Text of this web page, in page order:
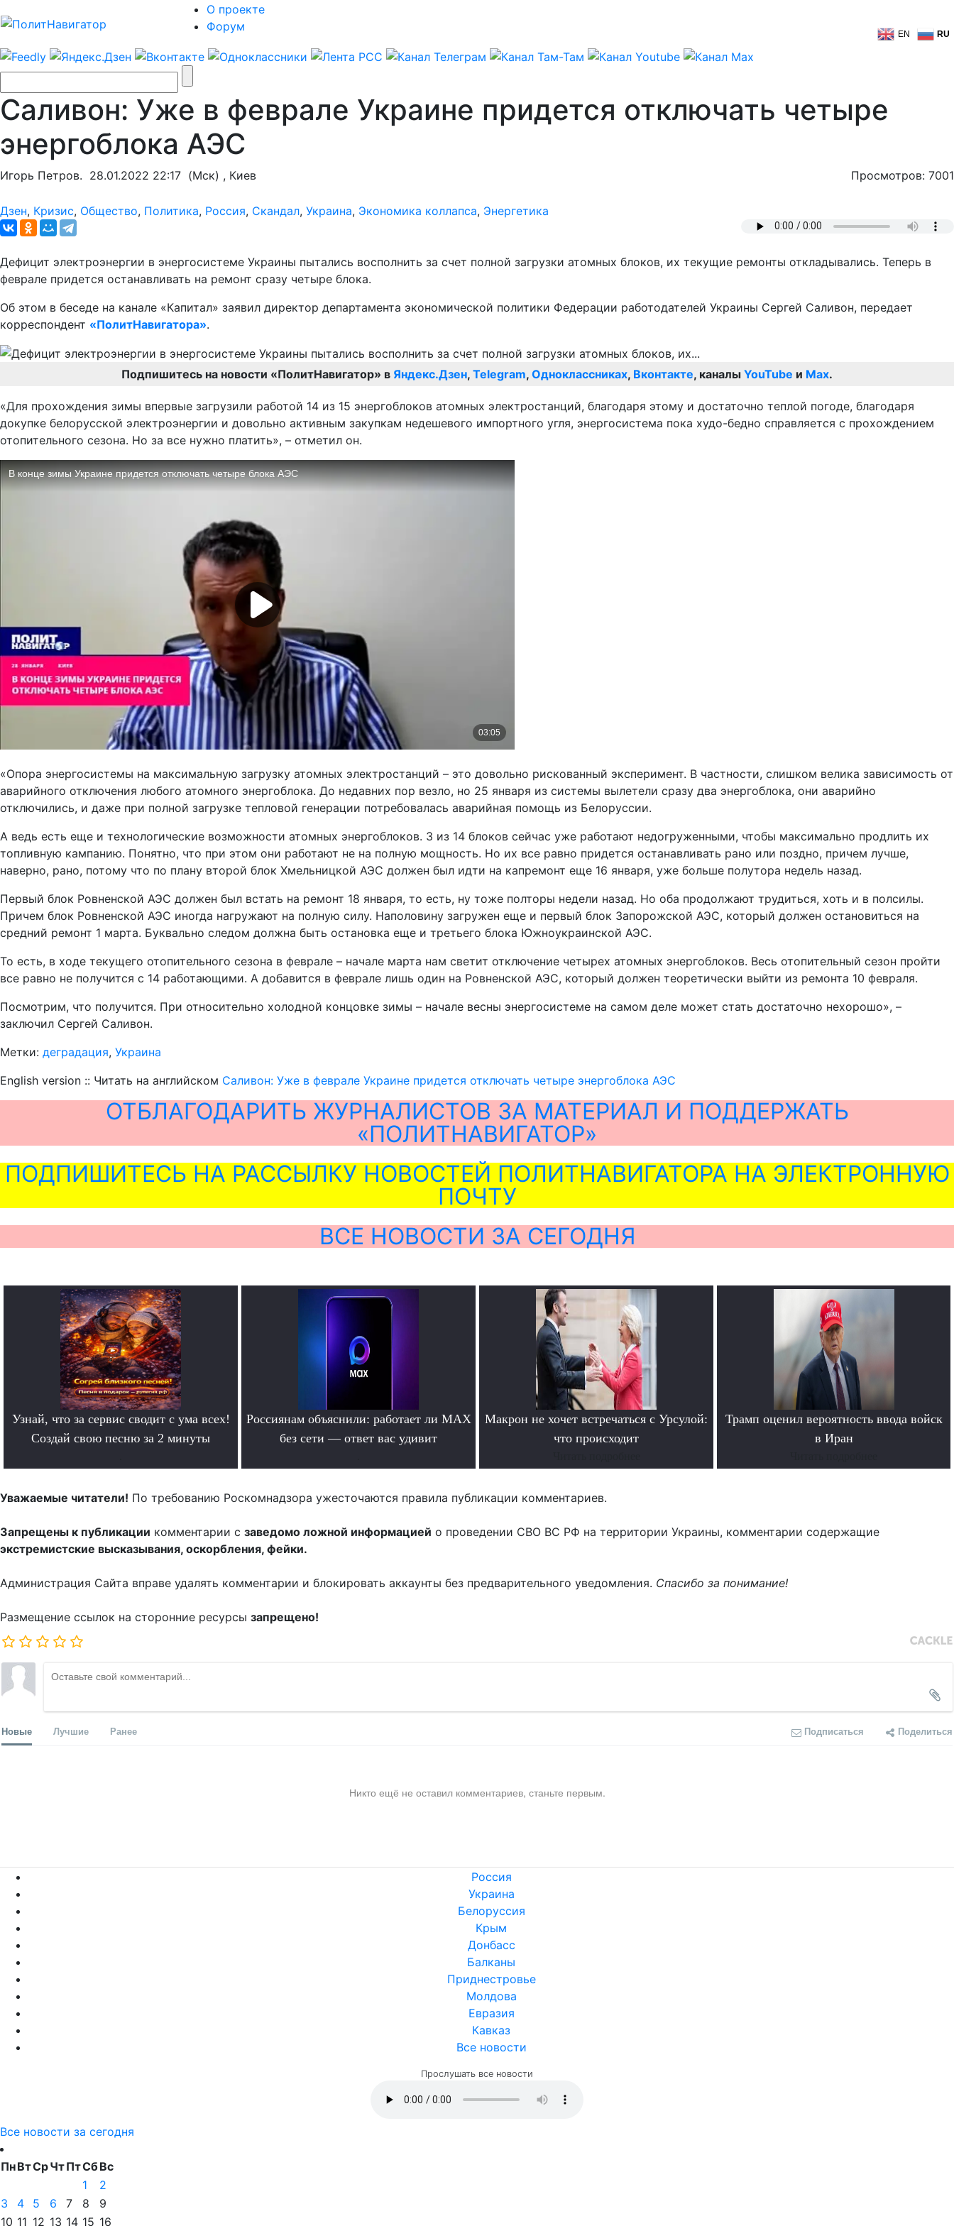
О проекте
Форум
EN RU
Саливон: Уже в феврале Украине придется отключать четыре
энергоблока АЭС
Игорь Петров. 28.01.2022 22:17 (Мск) , Киев Просмотров: 7001
Дзен, Кризис, Общество, Политика, Россия, Скандал, Украина, Экономика коллапса, Энергетика
Дефицит электроэнергии в энергосистеме Украины пытались восполнить за счет полной загрузки атомных блоков, их текущие ремонты откладывались. Теперь в
феврале придется останавливать на ремонт сразу четыре блока.
Об этом в беседе на канале «Капитал» заявил директор департамента экономической политики Федерации работодателей Украины Сергей Саливон, передает
корреспондент «ПолитНавигатора».
Подпишитесь на новости «ПолитНавигатор» в Яндекс.Дзен, Telegram, Одноклассниках, Вконтакте, каналы YouTube и Max.
«Для прохождения зимы впервые загрузили работой 14 из 15 энергоблоков атомных электростанций, благодаря этому и достаточно теплой погоде, благодаря
докупке белорусской электроэнергии и довольно активным закупкам недешевого импортного угля, энергосистема пока худо-бедно справляется с прохождением
отопительного сезона. Но за все нужно платить», – отметил он.
«Опора энергосистемы на максимальную загрузку атомных электростанций – это довольно рискованный эксперимент. В частности, слишком велика зависимость от
аварийного отключения любого атомного энергоблока. До недавних пор везло, но 25 января из системы вылетели сразу два энергоблока, они аварийно
отключились, и даже при полной загрузке тепловой генерации потребовалась аварийная помощь из Белоруссии.
А ведь есть еще и технологические возможности атомных энергоблоков. 3 из 14 блоков сейчас уже работают недогруженными, чтобы максимально продлить их
топливную кампанию. Понятно, что при этом они работают не на полную мощность. Но их все равно придется останавливать рано или поздно, причем лучше,
наверно, рано, потому что по плану второй блок Хмельницкой АЭС должен был идти на капремонт еще 16 января, уже больше полутора недель назад.
Первый блок Ровненской АЭС должен был встать на ремонт 18 января, то есть, ну тоже полторы недели назад. Но оба продолжают трудиться, хоть и в полсилы.
Причем блок Ровненской АЭС иногда нагружают на полную силу. Наполовину загружен еще и первый блок Запорожской АЭС, который должен остановиться на
средний ремонт 1 марта. Буквально следом должна быть остановка еще и третьего блока Южноукраинской АЭС.
То есть, в ходе текущего отопительного сезона в феврале – начале марта нам светит отключение четырех атомных энергоблоков. Весь отопительный сезон пройти
все равно не получится с 14 работающими. А добавится в феврале лишь один на Ровненской АЭС, который должен теоретически выйти из ремонта 10 февраля.
Посмотрим, что получится. При относительно холодной концовке зимы – начале весны энергосистеме на самом деле может стать достаточно нехорошо», –
заключил Сергей Саливон.
Метки: деградация, Украина
English version :: Читать на английском Саливон: Уже в феврале Украине придется отключать четыре энергоблока АЭС
ОТБЛАГОДАРИТЬ ЖУРНАЛИСТОВ ЗА МАТЕРИАЛ И ПОДДЕРЖАТЬ
«ПОЛИТНАВИГАТОР»
ПОДПИШИТЕСЬ НА РАССЫЛКУ НОВОСТЕЙ ПОЛИТНАВИГАТОРА НА ЭЛЕКТРОННУЮ
ПОЧТУ
ВСЕ НОВОСТИ ЗА СЕГОДНЯ
Узнай, что за сервис сводит с ума всех!
Создай свою песню за 2 минуты
Россиянам объяснили: работает ли MAX
без сети — ответ вас удивит
Макрон не хочет встречаться с Урсулой:
что происходит
Трамп оценил вероятность ввода войск
в Иран
Уважаемые читатели! По требованию Роскомнадзора ужесточаются правила публикации комментариев.
Запрещены к публикации комментарии с заведомо ложной информацией о проведении СВО ВС РФ на территории Украины, комментарии содержащие
экстремистские высказывания, оскорбления, фейки.
Администрация Сайта вправе удалять комментарии и блокировать аккаунты без предварительного уведомления. Спасибо за понимание!
Размещение ссылок на сторонние ресурсы запрещено!
Новые Лучшие Ранее Подписаться Поделиться
Никто ещё не оставил комментариев, станьте первым.
Россия
Украина
Белоруссия
Крым
Донбасс
Балканы
Приднестровье
Молдова
Евразия
Кавказ
Все новости
Прослушать все новости
Все новости за сегодня
ПнВтСрЧтПтСбВс
1
2
3
4 5 6 7 8
9
10 11 12 13 14 15 16